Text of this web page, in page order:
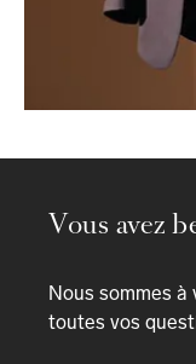
Vous avez
Nous sommes
toutes vos